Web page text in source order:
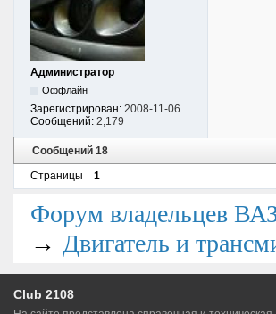
Администратор
Оффлайн
Зарегистрирован: 2008-11-06
Сообщений: 2,179
Сообщений 18
Страницы
1
Форум владельцев
→ Двигатель и
Club 2108